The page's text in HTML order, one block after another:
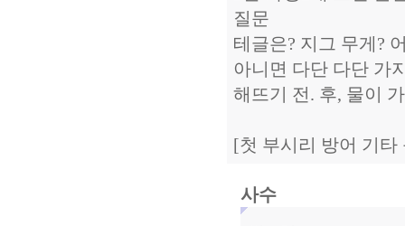
질문
테글은? 지그 무게?
아니면 다단 다단 가
해뜨기 전. 후, 물이
[첫 부시리 방어 기타
사수